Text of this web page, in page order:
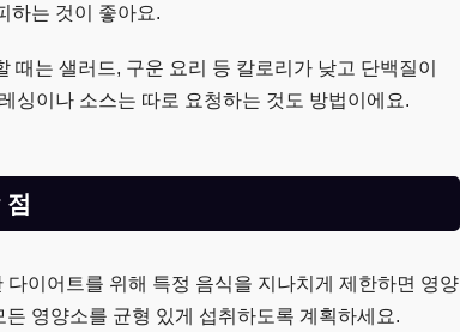
하는 것이 좋아요.
때는 샐러드, 구운 요리 등 칼로리가 낮고 단백질이
싱이나 소스는 따로 요청하는 것도 방법이에요.
다이어트를 위해 특정 음식을 지나치게 제한하면 영양
영양소를 균형 있게 섭취하도록 계획하세요.